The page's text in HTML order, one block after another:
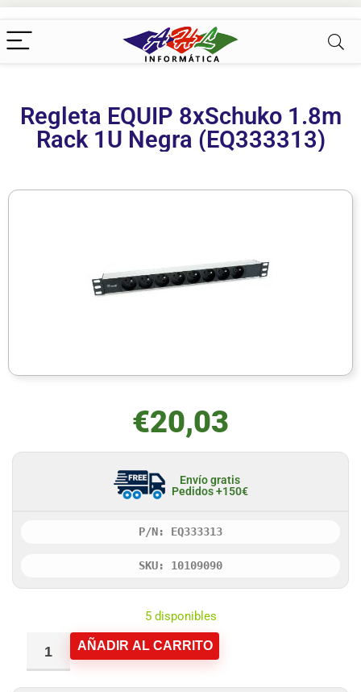
Regleta EQUIP 8xSchuko 1.8m
Rack 1U Negra (EQ333313)
€20,03
Envío gratis
Pedidos +150€
P/N: EQ333313
SKU: 10109090
5 disponibles
AÑADIR AL CARRITO